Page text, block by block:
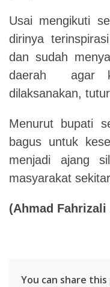
Usai mengikuti
dirinya
dan sudah
daerah agar
dilaksanakan,
Menurut bupati
bagus untuk
menjadi ajang
masyarakat
(Ahmad
You can share